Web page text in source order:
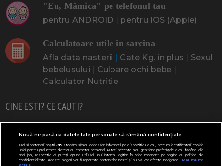
"Eu, Mămica" pe telefonul tau
pentru ANDROID | pentru IOS (Apple)
Calculatoare utile in sarcina
Afla data nasterii | Cate Kg. in plus | Sexul
bebelusului | Culoare ochi bebe |
Calculator Nutritie
CINE ESTI? CE CAUTI?
Doresc un copil Adoptia Probleme cu sarcina
Urmeaza sa nasc Probleme alaptare Bebe plange
Bebe febra Caut bona Cresa, Gradinta
Nouă ne pasă ca datele tale personale să rămână confidențiale
Noi și partenerii noștri589stocăm și/sau accesăm informații pe dispozitivul dvs., precum identificatorii cookie
unici pentru prelucrarea datelor cu caracter personal. Puteți accepta sau gestiona preferințele dvs. făcând clic
mai jos, respectiv vă puteți opune utilizării unui interes legitim în orice moment pe pagina cu politica de
confidențialitate. Aceste alegeri vor fi raportate partenerilor noștri și nu vă vor afecta navigarea.
Mai multe
detalii